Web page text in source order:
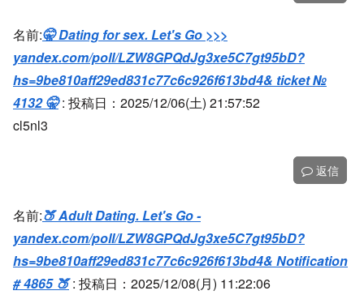
名前:🤫 Dating for sex. Let's Go >>>
yandex.com/poll/LZW8GPQdJg3xe5C7gt95bD?
hs=9be810aff29ed831c77c6c926f613bd4& ticket №
4132 🤫: 投稿日：2025/12/06(土) 21:57:52
cl5nl3
返信
名前:🍑 Adult Dating. Let's Go -
yandex.com/poll/LZW8GPQdJg3xe5C7gt95bD?
hs=9be810aff29ed831c77c6c926f613bd4& Notification
# 4865 🍑: 投稿日：2025/12/08(月) 11:22:06